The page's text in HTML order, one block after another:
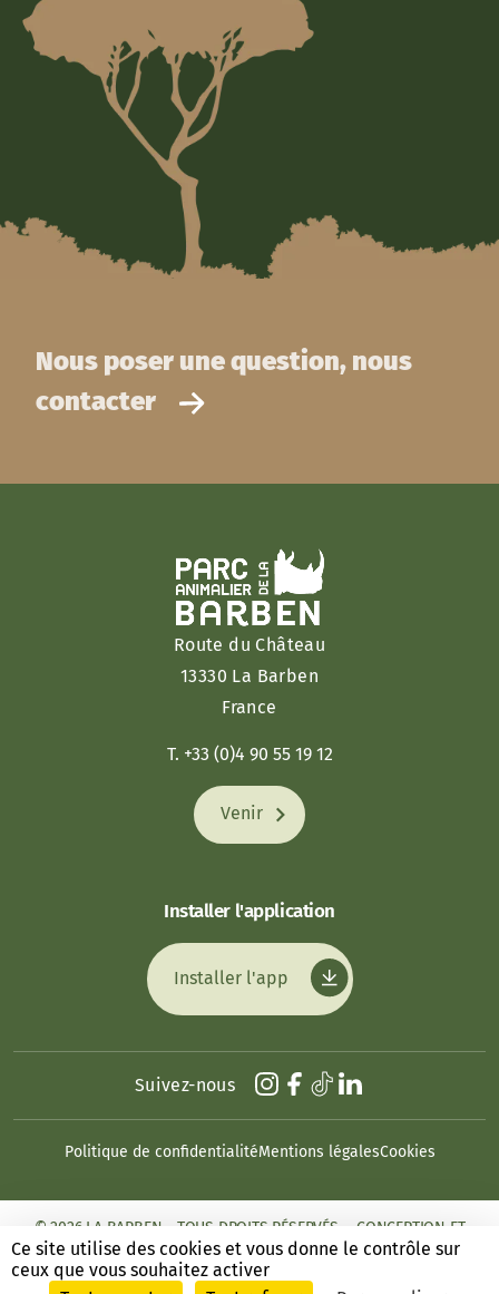
Ce site utilise des cookies et vous donne le contrôle sur
ceux que vous souhaitez activer
Nous poser une question, nous
contacter
Route du Château
13330 La Barben
France
T. +33 (0)4 90 55 19 12
Venir
Installer l'application
Installer l'app
Politique de confidentialitéMentions légalesCookies
Suivez-nous
© 2026 LA BARBEN - TOUS DROITS RÉSERVÉS. - CONCEPTION ET
RÉALISATION : ANSWEB